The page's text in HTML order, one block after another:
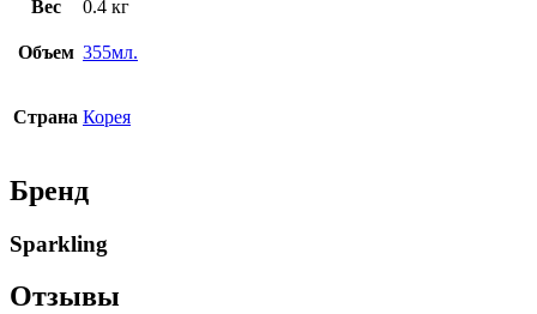
Вес 0.4 кг
Объем 355мл.
Страна Корея
Бренд
Sparkling
Отзывы